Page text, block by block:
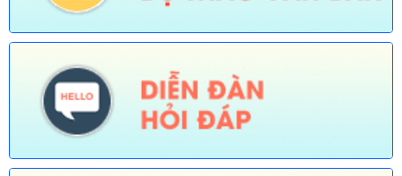
được sửa đổi, bổ sung trong lĩnh vực Phát thanh truyền hình và
hóa, Thể thao và Du lịch)
Ngày ban hành: (30/07/2026)
Số: 674/TB-UBND
Tên: (Thông báo về việc công bố Danh mục thủ tục hành chính
được sửa đổi, bổ sung, thay thế, bãi bỏ trong lĩnh vực đường
Ngày ban hành: (30/07/2026)